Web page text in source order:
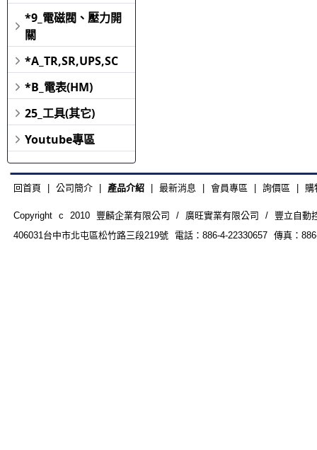
*9_電磁閥、壓力開
關
*A_TR,SR,UPS,SC
*B_電表(HM)
25_工具(其它)
Youtube專區
回首頁 公司簡介| 產品介紹| 最新消息 會員專區 詢價區 購
Copyright c 2010 豐麟企業有限公司 / 廣旺實業有限公司 / 豐立自動
406031台中市北屯區松竹路三段219號 電話：886-4-22330657 傳真：